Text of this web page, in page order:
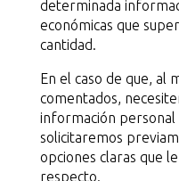
determinada
económicas que
cantidad.
En el caso de que, al
comentados,
información personal
solicitaremos
opciones claras que
respecto.